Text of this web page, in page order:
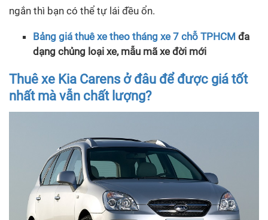
ngắn thì bạn có thể tự lái đều ổn.
Bảng giá thuê xe theo tháng xe 7 chỗ TPHCM đa
dạng chủng loại xe, mẫu mã xe đời mới
Thuê xe Kia Carens ở đâu để được giá tốt
nhất mà vẫn chất lượng?